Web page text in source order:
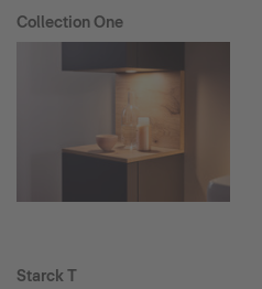
Collection One
Starck T